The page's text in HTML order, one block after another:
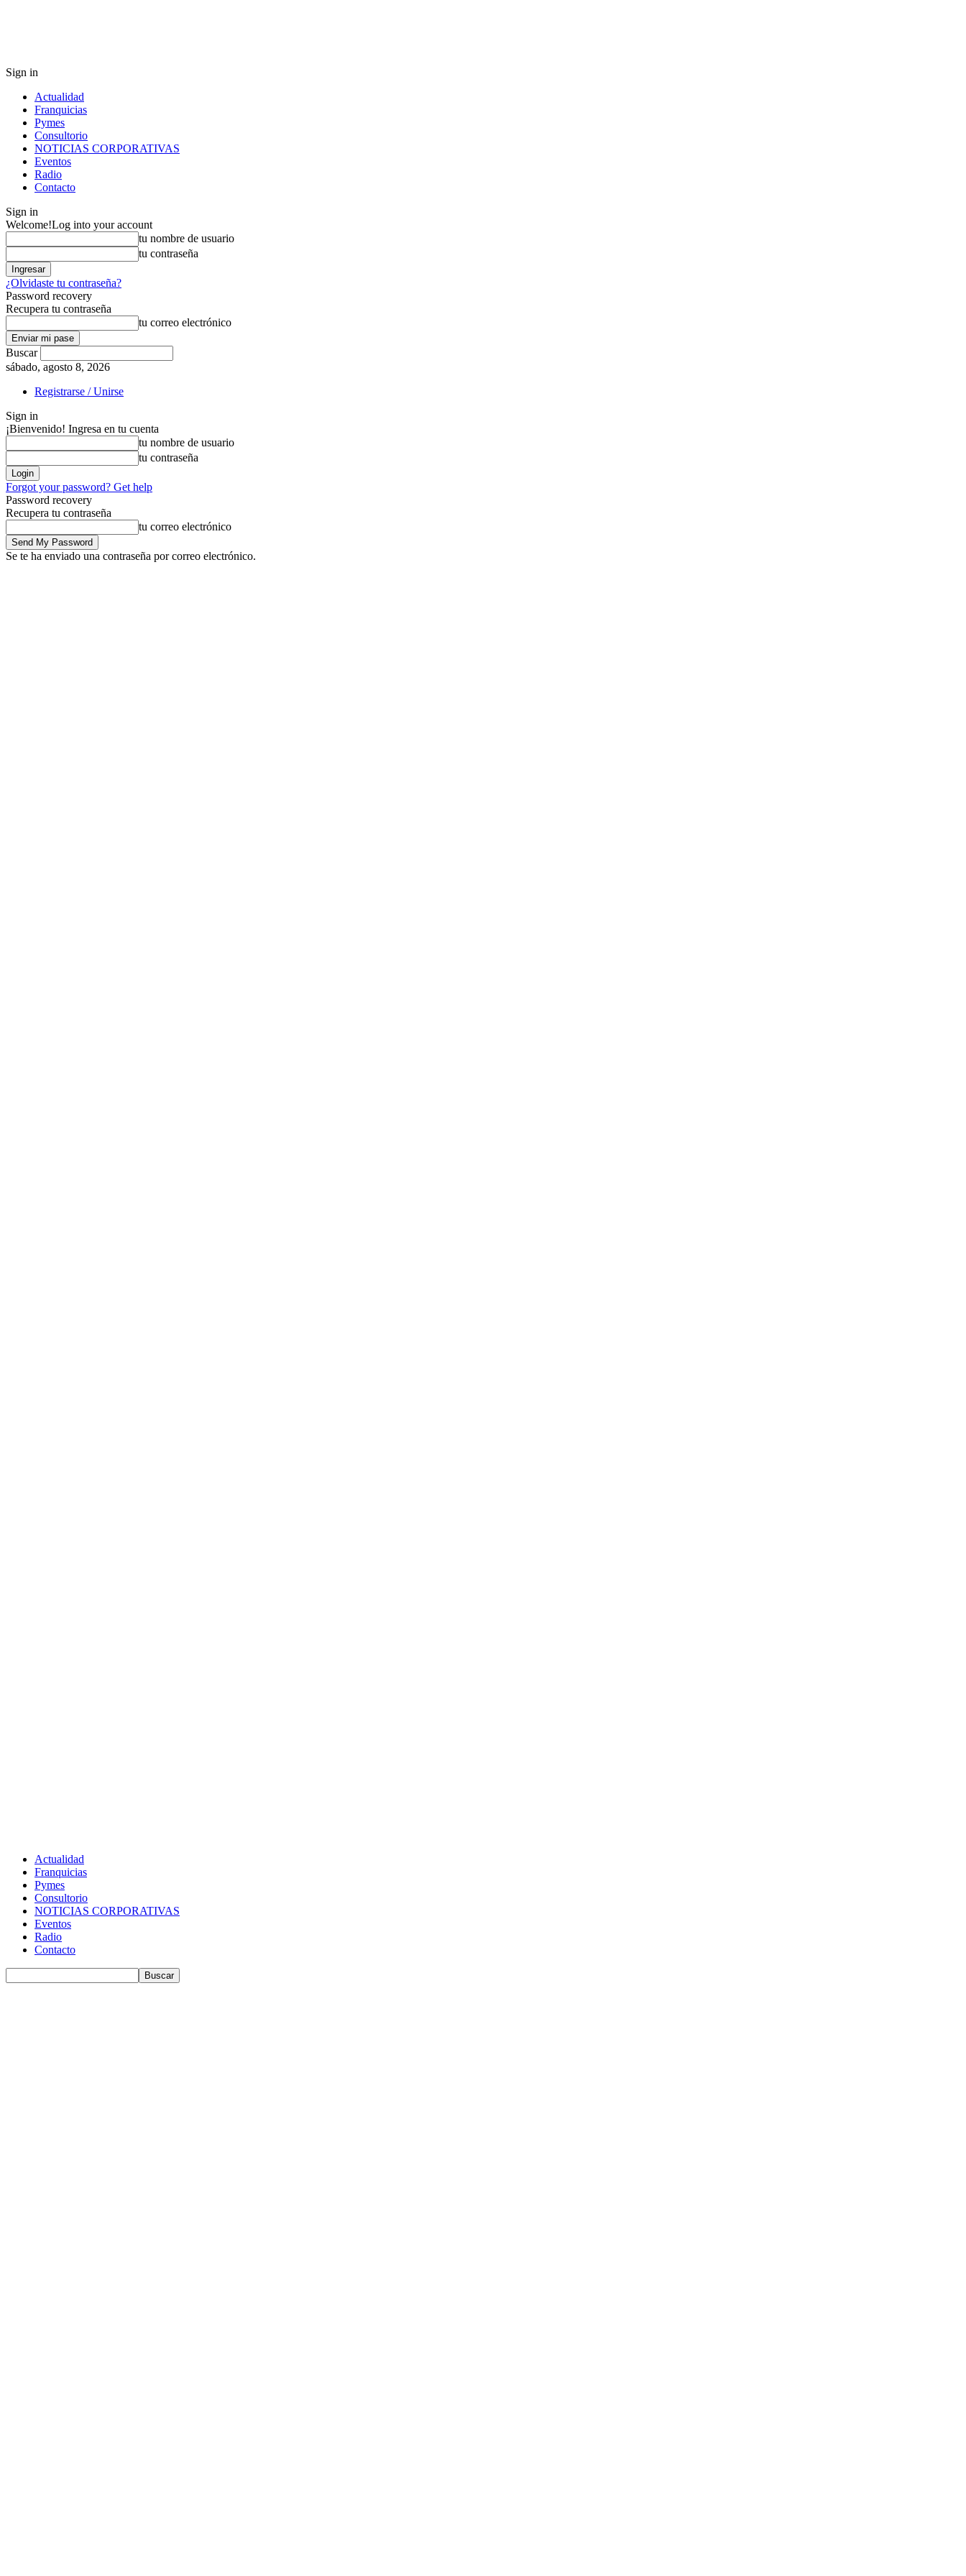
Sign in
Actualidad
Franquicias
Pymes
Consultorio
NOTICIAS CORPORATIVAS
Eventos
Radio
Contacto
Sign in
Welcome!Log into your account
tu nombre de usuario
tu contraseña
¿Olvidaste tu contraseña?
Password recovery
Recupera tu contraseña
tu correo electrónico
Buscar
sábado, agosto 8, 2026
Registrarse / Unirse
Sign in
¡Bienvenido! Ingresa en tu cuenta
tu nombre de usuario
tu contraseña
Forgot your password? Get help
Password recovery
Recupera tu contraseña
tu correo electrónico
Se te ha enviado una contraseña por correo electrónico.
Actualidad
Franquicias
Pymes
Consultorio
NOTICIAS CORPORATIVAS
Eventos
Radio
Contacto